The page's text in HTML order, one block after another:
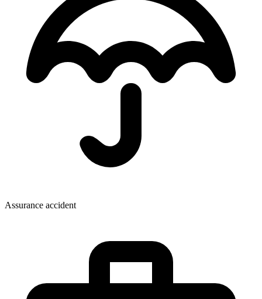
Assurance accident